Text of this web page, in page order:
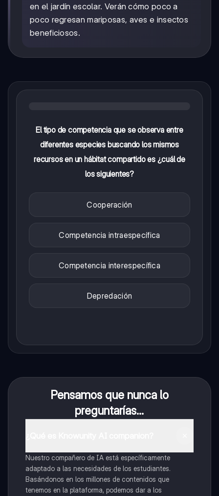
en el jardín escolar. Verán cómo poco a
poco regresan mariposas, aves e insectos
beneficiosos.
El tipo de competencia que se observa entre
diferentes especies buscando los mismos
recursos en un hábitat compartido es ¿cuál de
los siguientes?
Cooperación
Competencia intraespecífica
Competencia interespecífica
Depredación
Pensamos que nunca lo
preguntarías...
Nuestro compañero de IA está específicamente
adaptado a las necesidades de los estudiantes.
Basándonos en los millones de contenidos que
tenemos en la plataforma, podemos dar a los